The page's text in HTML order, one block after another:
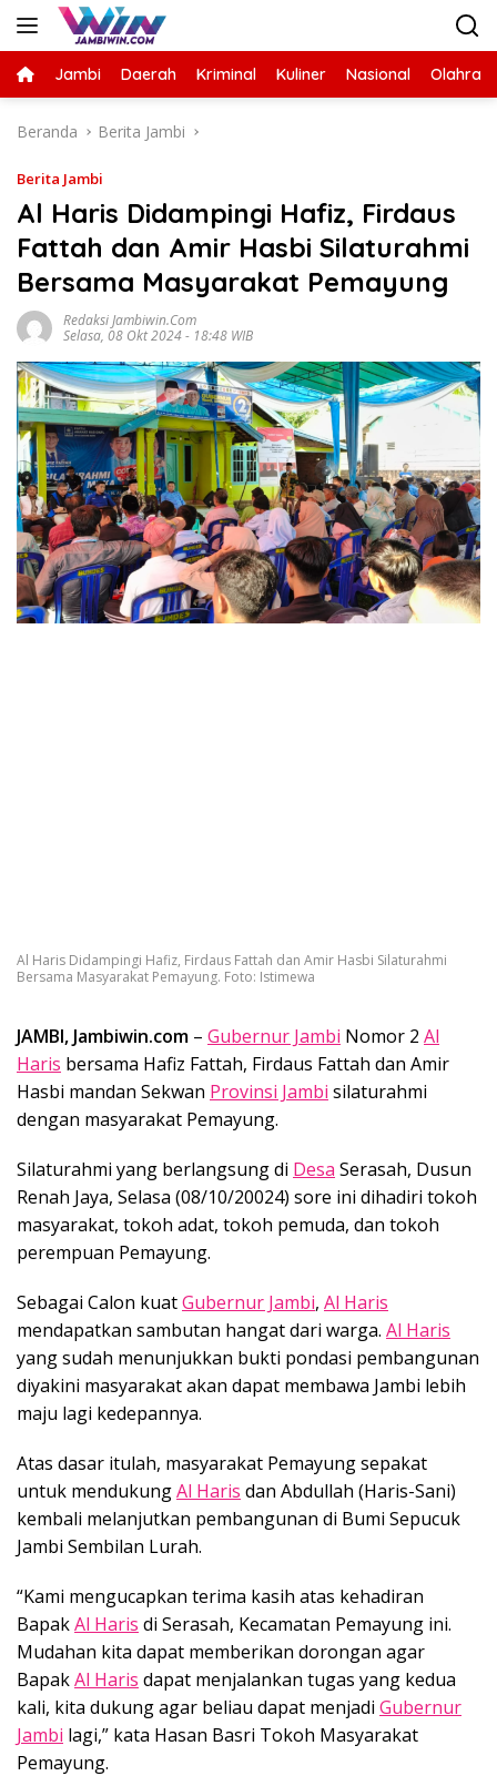
Langsung
Jambi Daerah Kriminal Kuliner Nasional
Beranda Berita Jambi
Berita Jambi
Al Haris Didampingi Hafiz, Firdaus
Fattah dan Amir Hasbi Silaturahmi
Bersama Masyarakat Pemayung
Redaksi Jambiwin.com
Selasa, 08 Okt 2024 - 18:48 WIB
Al Haris Didampingi Hafiz, Firdaus Fattah dan Amir Hasbi Silaturahmi
Bersama Masyarakat Pemayung. Foto: Istimewa
JAMBI, Jambiwin.com – Gubernur Jambi Nomor 2 Al
Haris bersama Hafiz Fattah, Firdaus Fattah dan Amir
Hasbi mandan Sekwan Provinsi Jambi silaturahmi
dengan masyarakat Pemayung.
Silaturahmi yang berlangsung di Desa Serasah, Dusun
Renah Jaya, Selasa (08/10/20024) sore ini dihadiri tokoh
masyarakat, tokoh adat, tokoh pemuda, dan tokoh
perempuan Pemayung.
Sebagai Calon kuatGubernur Jambi, Al Haris
mendapatkan sambutan hangat dari warga. Al Haris
yang sudah menunjukkan bukti pondasi pembangunan
diyakini masyarakat akan dapat membawa Jambi lebih
maju lagi kedepannya.
Atas dasar itulah, masyarakat Pemayung sepakat
untuk mendukungAl Haris dan Abdullah (Haris-Sani)
kembali melanjutkan pembangunan di Bumi Sepucuk
Jambi Sembilan Lurah.
“Kami mengucapkan terima kasih atas kehadiran
BapakAl Haris di Serasah, Kecamatan Pemayung ini.
Mudahan kita dapat memberikan dorongan agar
BapakAl Haris dapat menjalankan tugas yang kedua
kali, kita dukung agar beliau dapat menjadi Gubernur
Jambi lagi,” kata Hasan Basri Tokoh Masyarakat
Pemayung.